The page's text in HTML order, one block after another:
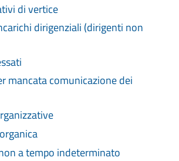
di vertice
dirigenziali (dirigenti non
mancata comunicazione dei
a tempo indeterminato